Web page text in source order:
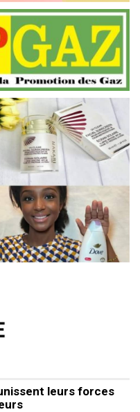
leurs forces